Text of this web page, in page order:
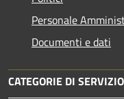
Personale
Documenti e dati
CATEGORIE DI SERVIZIO